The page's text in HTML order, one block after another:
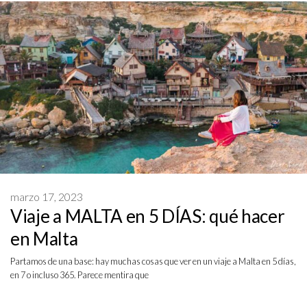
Viaje a MALTA en 5 DÍAS: qué hacer
en Malta
marzo 17, 2023
Partamos de una base: hay muchas cosas que ver en un viaje a Malta en 5 días,
en 7 o incluso 365. Parece mentira que